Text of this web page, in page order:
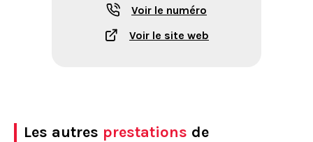
Voir le numéro
Voir le site web
Les autres prestations de